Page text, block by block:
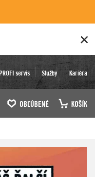
servis Služby Kariéra
OBĽÚBENÉ KOŠÍK